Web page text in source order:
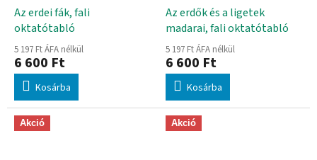
Az erdei fák, fali
oktatótabló
5 197 Ft ÁFA nélkül
6 600 Ft
Kosárba
Az erdők és a ligetek
madarai, fali oktatótabló
5 197 Ft ÁFA nélkül
6 600 Ft
Kosárba
Akció Akció